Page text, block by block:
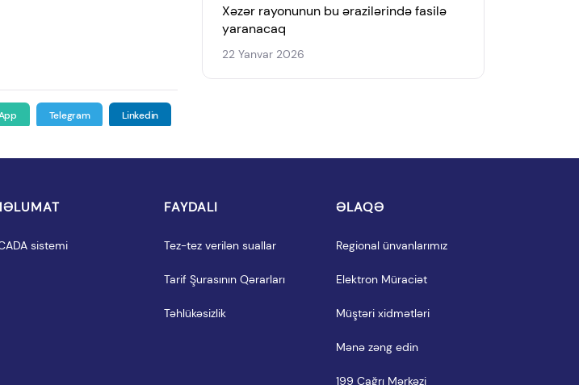
Telegram Linkedin
Xəzər rayonunun bu ərazilərində fasilə
yaranacaq
22 Yanvar 2026
sistemi
FAYDALI
Tez-tez verilən suallar
Tarif Şurasının Qərarları
Təhlükəsizlik
ƏLAQƏ
Regional ünvanlarımız
Elektron Müraciət
Müştəri xidmətləri
Mənə zəng edin
199 Çağrı Mərkəzi